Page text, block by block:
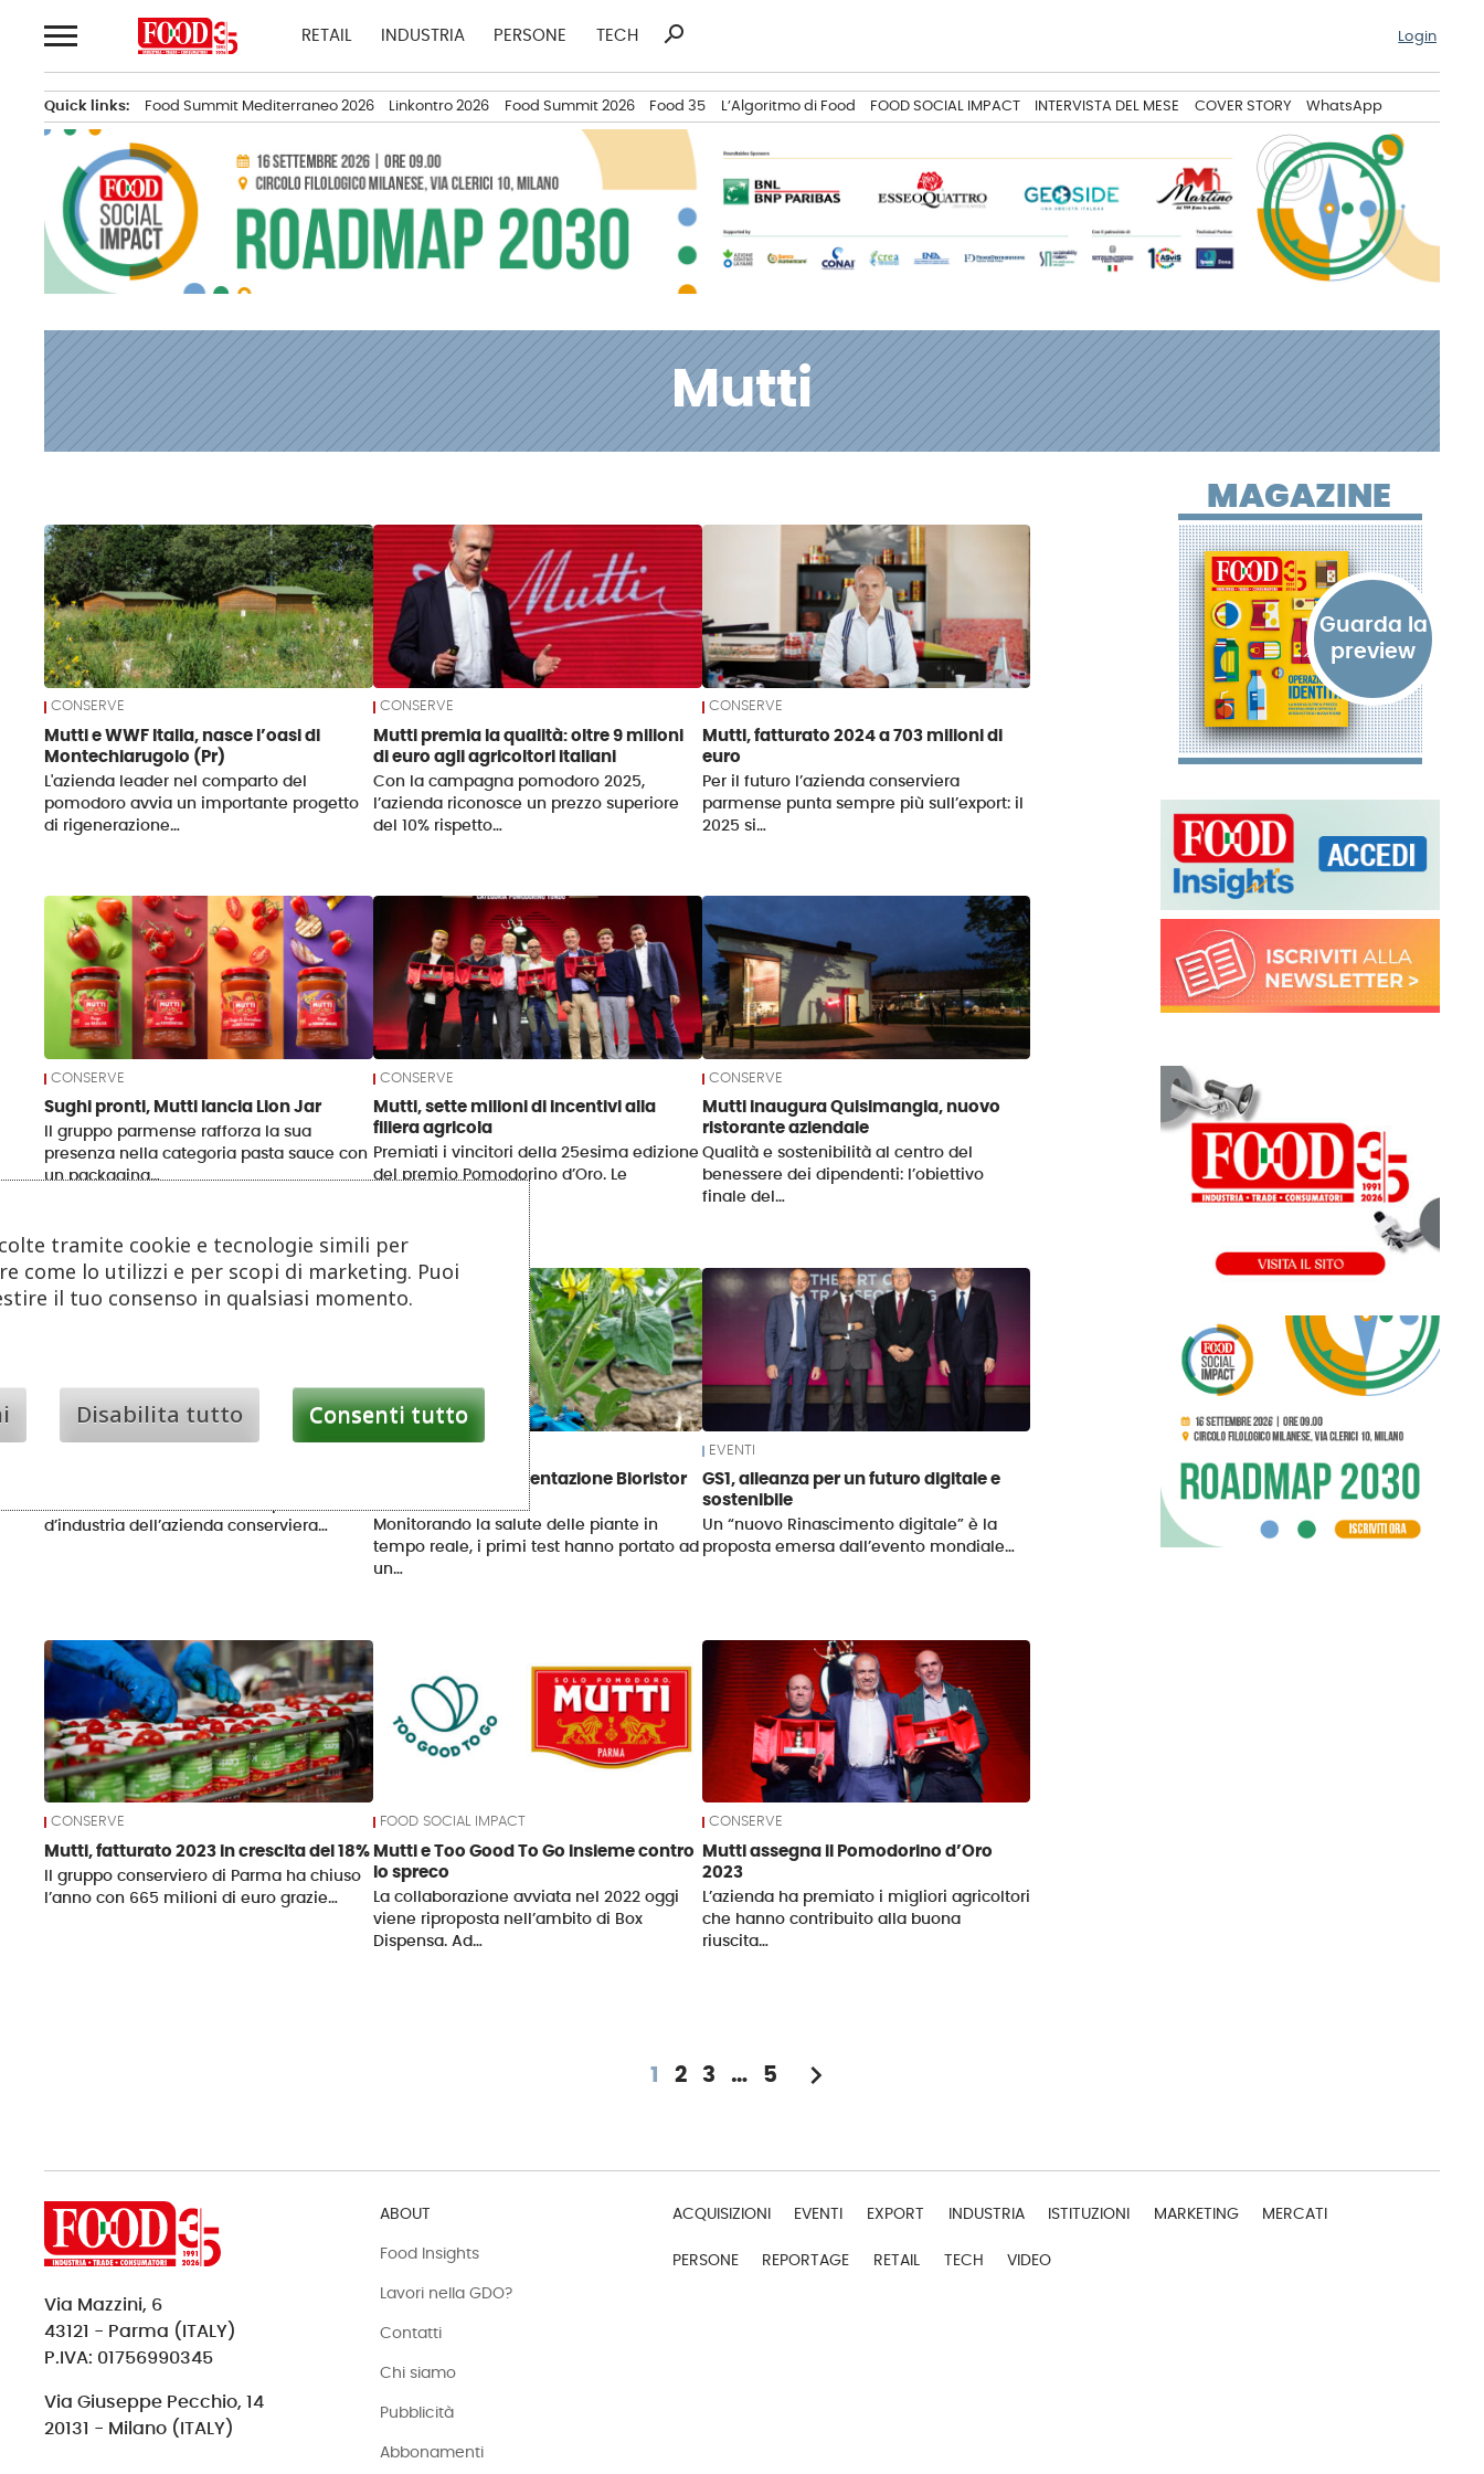
al
RETAIL INDUSTRIA PERSONE TECH
Ricerca
search Login
Quick links: Food Summit Mediterraneo 2026 Linkontro 2026 Food Summit 2026 Food 35 L’Algoritmo di Food FOOD SOCIAL IMPACT INTERVISTA DEL MESE COVER STORY WhatsApp
Mutti
News
CONSERVE
Mutti e WWF Italia, nasce l’oasi di
Montechiarugolo (Pr)
L'azienda leader nel comparto del
pomodoro avvia un importante progetto
di rigenerazione…
CONSERVE
Mutti premia la qualità: oltre 9 milioni
di euro agli agricoltori italiani
Con la campagna pomodoro 2025,
l’azienda riconosce un prezzo superiore
del 10% rispetto…
CONSERVE
Mutti, fatturato 2024 a 703 milioni di
euro
Per il futuro l’azienda conserviera
parmense punta sempre più sull’export: il
2025 si…
CONSERVE
Sughi pronti, Mutti lancia Lion Jar
Il gruppo parmense rafforza la sua
presenza nella categoria pasta sauce con
un packaging…
CONSERVE
Mutti, sette milioni di incentivi alla
filiera agricola
Premiati i vincitori della 25esima edizione
del premio Pomodorino d’Oro. Le
CONSERVE
Mutti inaugura Quisimangia, nuovo
ristorante aziendale
Qualità e sostenibilità al centro del
benessere dei dipendenti: l’obiettivo
finale del…
d’industria dell’azienda conserviera…
Mutti e Cnr, sperimentazione Bioristor
Monitorando la salute delle piante in
tempo reale, i primi test hanno portato ad
un…
EVENTI
GS1, alleanza per un futuro digitale e
sostenibile
Un “nuovo Rinascimento digitale” è la
proposta emersa dall’evento mondiale…
CONSERVE
Mutti, fatturato 2023 in crescita del 18%
Il gruppo conserviero di Parma ha chiuso
l’anno con 665 milioni di euro grazie…
FOOD SOCIAL IMPACT
Mutti e Too Good To Go insieme contro
lo spreco
La collaborazione avviata nel 2022 oggi
viene riproposta nell’ambito di Box
Dispensa. Ad…
CONSERVE
Mutti assegna il Pomodorino d’Oro
2023
L’azienda ha premiato i migliori agricoltori
che hanno contribuito alla buona
riuscita…
MAGAZINE
1 2 3 … 5 chevron_right
Via Mazzini, 6
43121 - Parma (ITALY)
P.IVA: 01756990345
Via Giuseppe Pecchio, 14
20131 - Milano (ITALY)
ABOUT
Food Insights
Lavori nella GDO?
Contatti
Chi siamo
Pubblicità
Abbonamenti
ACQUISIZIONI EVENTI EXPORT INDUSTRIA ISTITUZIONI MARKETING MERCATI
PERSONE REPORTAGE RETAIL TECH VIDEO
tramite cookie e tecnologie simili per
come lo utilizzi e per scopi di marketing. Puoi
il tuo consenso in qualsiasi momento.
Disabilita tutto Consenti tutto